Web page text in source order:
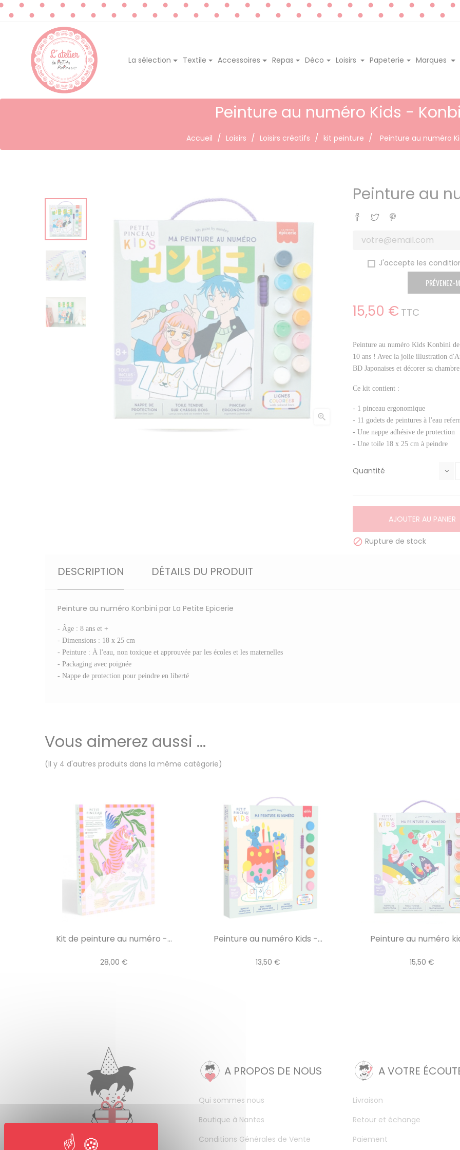
La sélection Textile Accessoires Repas Déco Loisirs Papeterie Marques
Peinture au numéro Kids -
Accueil Loisirs Loisirs créatifs kit peinture Peinture au numéro

Peinture au
Partager
Tweet
J'accepte les
PRÉVENEZ-
15,50 € TTC
Peinture au numéro Kids Konbini
10 ans ! Avec la jolie illustration
BD Japonaises et décorer sa
Ce kit contient :
- 1 pinceau ergonomique
- 11 godets de peintures à l'eau
- Une nappe adhésive de protection
- Une toile 18 x 25 cm à peindre
Quantité
AJOUTER AU PANIER
 Rupture de stock
DESCRIPTION DÉTAILS DU PRODUIT
Peinture au numéro Konbini par La Petite Epicerie
- Âge : 8 ans et +
- Dimensions : 18 x 25 cm
- Peinture : À l'eau, non toxique et approuvée par les écoles et les maternelles
- Packaging avec poignée
- Nappe de protection pour peindre en liberté
Vous aimerez aussi ...
(Il y 4 d'autres produits dans la même catégorie)
Kit de peinture au numéro -...
28,00 €
Peinture au numéro Kids -...
13,50 €
Peinture au numéro
15,50 €
A PROPOS DE NOUS
Qui sommes nous
Boutique à Nantes
Conditions Générales de Vente
A VOTRE
Livraison
Retour et échange
Paiement